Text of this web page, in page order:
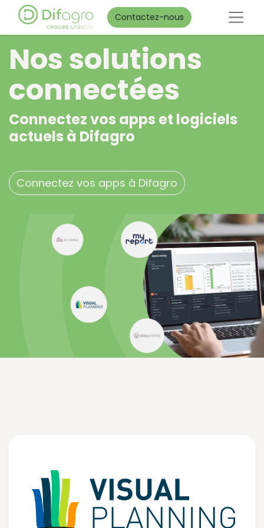
Contactez-nous
Nos solutions
connectées
Connectez vos apps et logiciels
actuels à Difagro
Connectez vos apps à Difagro